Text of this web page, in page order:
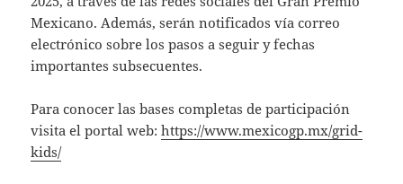
Mexicano. Además, serán notificados vía correo
electrónico sobre los pasos a seguir y fechas
importantes subsecuentes.
Para conocer las bases completas de participación
visita el portal web:https://www.mexicogp.mx/grid-
kids/